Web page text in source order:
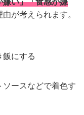
が考えられます。
飯にする
ースなどで着色す